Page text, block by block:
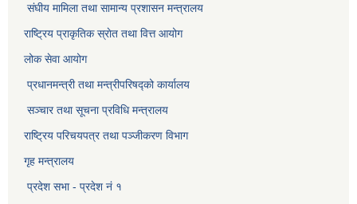
संघीय मामिला तथा सामान्य प्रशासन मन्त्रालय
राष्ट्रिय प्राकृतिक स्राेत तथा वित्त आयोग
लोक सेवा आयोग
प्रधानमन्त्री तथा मन्त्रीपरिषद्को कार्यालय
सञ्‍चार तथा सूचना प्रविधि मन्त्रालय
राष्ट्रिय परिचयपत्र तथा पञ्जीकरण विभाग​
गृह मन्त्रालय
प्रदेश सभा - प्रदेश नं १